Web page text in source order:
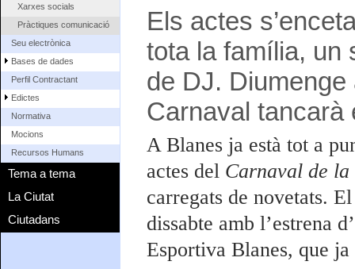
Xarxes socials
Pràctiques comunicació
Seu electrònica
Bases de dades
Perfil Contractant
Edictes
Normativa
Mocions
Recursos Humans
Tema a tema
La Ciutat
Ciutadans
Els actes
tota la família, un
de DJ.
Carnaval tancarà
A Blanes ja està tot a
actes del Carnaval de la
carregats de novetats.
dissabte amb l’estrena
Esportiva Blanes, que